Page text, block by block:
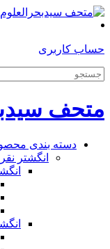
حساب کاربری
متحف
دسته بندی
انگشتر